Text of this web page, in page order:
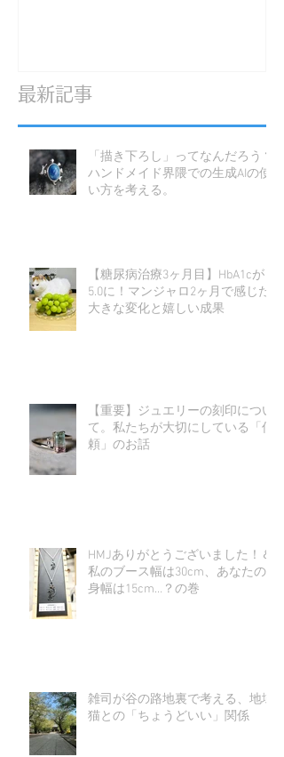
最新記事
「描き下ろし」ってなんだろう？
ハンドメイド界隈での生成AIの使
い方を考える。
【糖尿病治療3ヶ月目】HbA1cが
5.0に！マンジャロ2ヶ月で感じた
大きな変化と嬉しい成果
【重要】ジュエリーの刻印につい
て。私たちが大切にしている「信
頼」のお話
HMJありがとうございました！＆
私のブース幅は30cm、あなたの
身幅は15cm…？の巻
雑司が谷の路地裏で考える、地域
猫との「ちょうどいい」関係